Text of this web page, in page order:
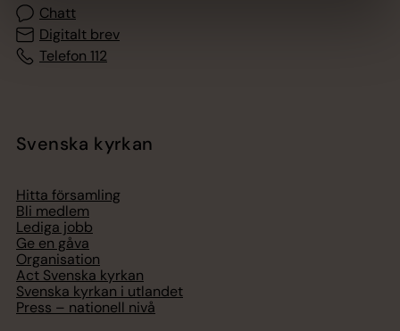
Chatt
Digitalt brev
Telefon 112
Svenska kyrkan
Hitta församling
Bli medlem
Lediga jobb
Ge en gåva
Organisation
Act Svenska kyrkan
Svenska kyrkan i utlandet
Press – nationell nivå